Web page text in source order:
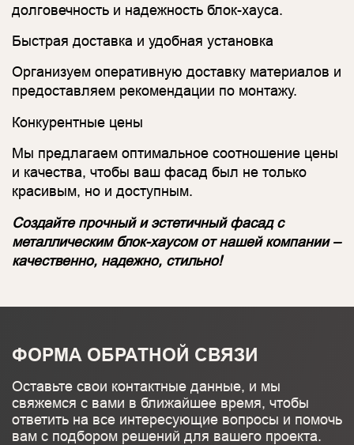
долговечность и надежность блок-хауса.
Быстрая доставка и удобная установка
Организуем оперативную доставку материалов и
предоставляем рекомендации по монтажу.
Конкурентные цены
Мы предлагаем оптимальное соотношение цены
и качества, чтобы ваш фасад был не только
красивым, но и доступным.
Создайте прочный и эстетичный фасад с
металлическим блок-хаусом от нашей компании –
качественно, надежно, стильно!
ФОРМА ОБРАТНОЙ СВЯЗИ
Оставьте свои контактные данные, и мы
свяжемся с вами в ближайшее время, чтобы
ответить на все интересующие вопросы и помочь
вам с подбором решений для вашего проекта.